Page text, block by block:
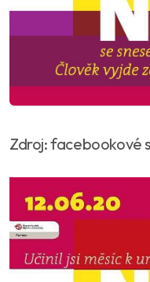
Zdroj: facebookové